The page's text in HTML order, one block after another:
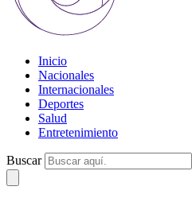
Inicio
Nacionales
Internacionales
Deportes
Salud
Entretenimiento
Buscar